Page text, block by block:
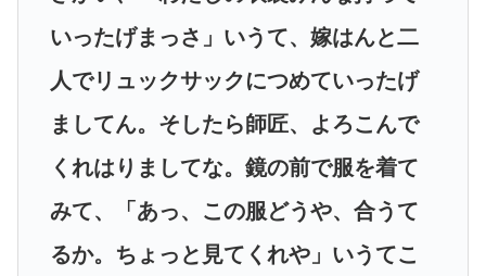
いったげまっさ」いうて、嫁はんと二
人でリュックサックにつめていったげ
ましてん。そしたら師匠、よろこんで
くれはりましてな。鏡の前で服を着て
みて、「あっ、この服どうや、合うて
るか。ちょっと見てくれや」いうてこ